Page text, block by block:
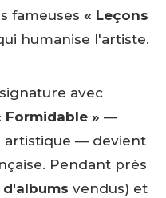
fameuses « Leçons
humanise l'artiste.
avec
Formidable » —
artistique — devient
Pendant près
vendus) et